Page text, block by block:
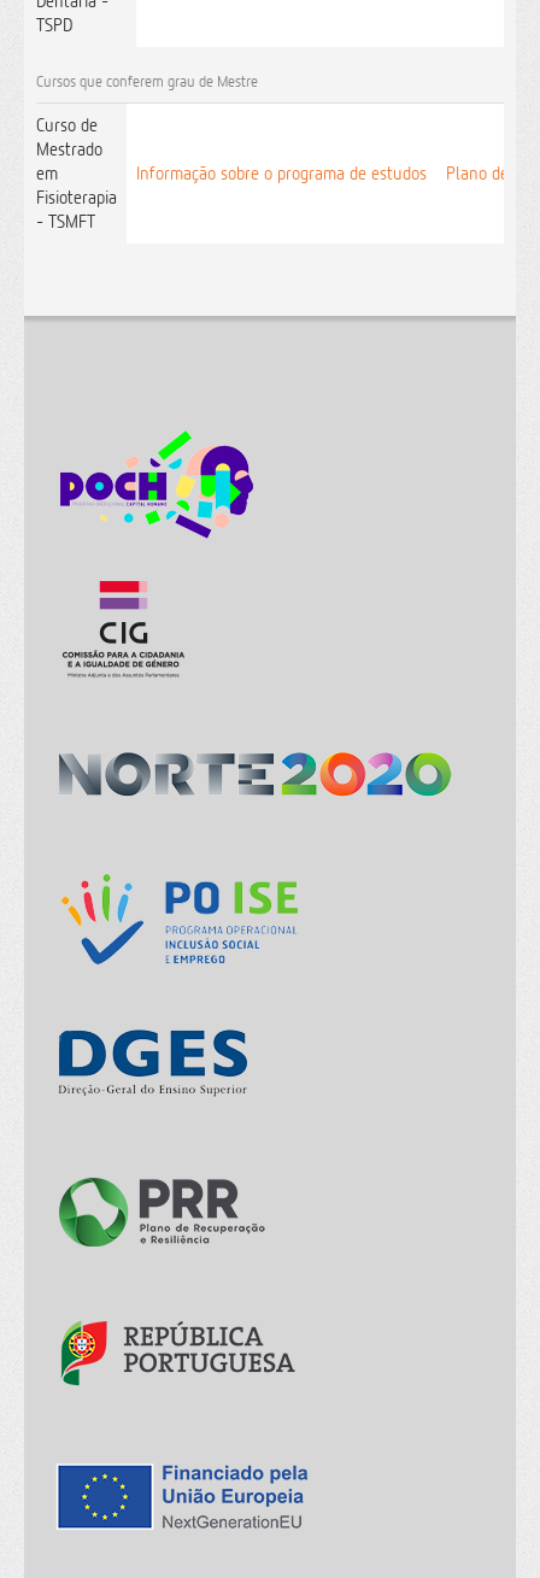
TSPD
Cursos que conferem grau de Mestre
Curso de
Mestrado
em
Fisioterapia
- TSMFT
Informação sobre o programa de estudos Plano de